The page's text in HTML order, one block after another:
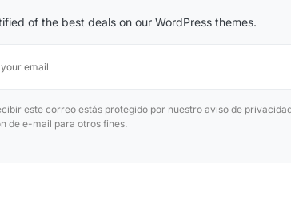
of the best deals on our WordPress themes.
este correo estás protegido por nuestro aviso de
de e-mail para otros fines.